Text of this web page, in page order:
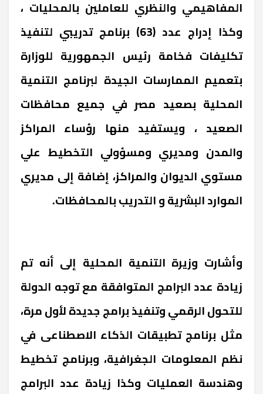
المفاهيمي والنظري للعاملين بالمحليات ،
وكذا إدراج عدد (63) برنامج تدريبي لتنفيذ
تكليفات فخامة رئيس الجمهورية للوزارة
بتعميم الممارسات الجيدة لبرنامج التنمية
المحلية بصعيد مصر في جميع محافظات
الصعيد ، ويستفيد منها رؤساء المراكز
والمدن ومديري ومسؤولي التخطيط علي
مستوي الديوان والمراكز، إضافة إلى مديري
الموارد البشرية و التدريب بالمحافظات.
وأشارت وزيرة التنمية المحلية إلى أنه تم
زيادة عدد البرامج المتوافقة مع توجه الدولة
للتحول الرقمي وتنفيذ برامج جديدة لأول مرة،
مثل برنامج تطبيقات الذكاء الاصطناعى في
نظم المعلومات الجغرافية، وبرنامج تخطيط
وهندسة العمليات وكذا زيادة عدد البرامج